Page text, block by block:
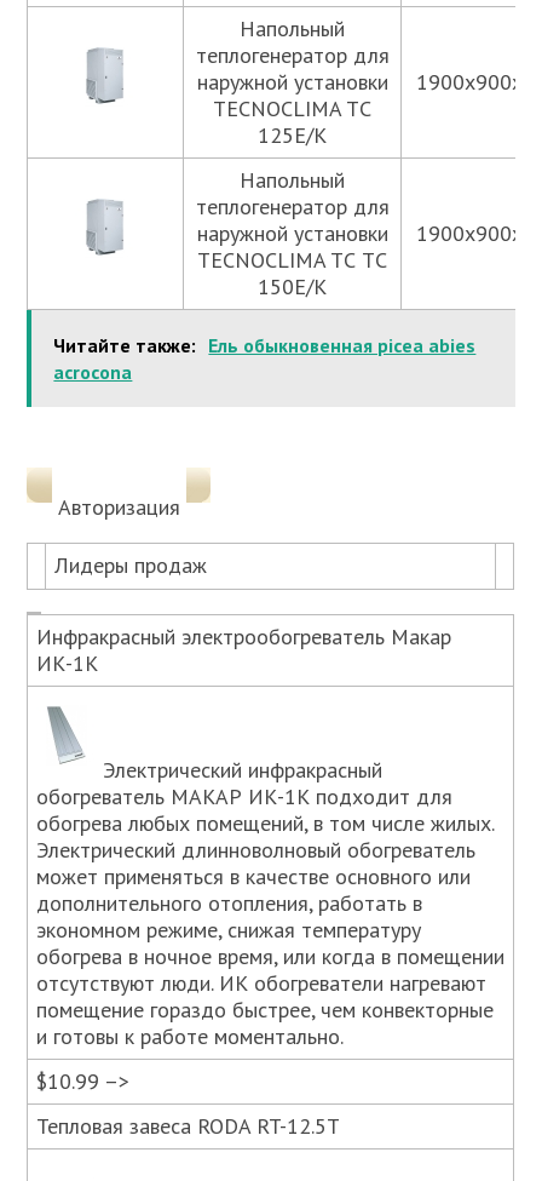
Напольный
теплогенератор для
наружной установки
TECNOCLIMA TС
125E/K
Напольный
теплогенератор для
наружной установки
TECNOCLIMA TС TС
150E/K
Читайте также: Ель обыкновенная picea abies
acrocona
Авторизация
Лидеры продаж
Инфракрасный электрообогреватель Макар
ИК-1К
Электрический инфракрасный
обогреватель МАКАР ИК-1К подходит для
обогрева любых помещений, в том числе жилых.
Электрический длинноволновый обогреватель
может применяться в качестве основного или
дополнительного отопления, работать в
экономном режиме, снижая температуру
обогрева в ночное время, или когда в помещении
отсутствуют люди. ИК обогреватели нагревают
помещение гораздо быстрее, чем конвекторные
и готовы к работе моментально.
$10.99 –>
Тепловая завеса RODA RT-12.5T